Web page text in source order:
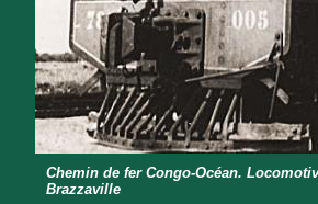
Chemin de fer Congo-Océan.
Brazzaville